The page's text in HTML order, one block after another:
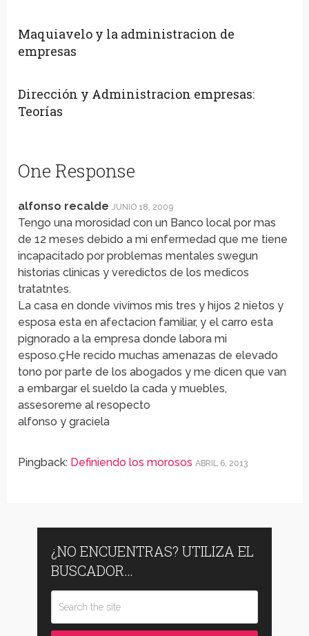
Maquiavelo y la administracion de
empresas
Dirección y Administracion empresas:
Teorías
One Response
alfonso recalde JUNIO 18, 2009
Tengo una morosidad con un Banco local por mas
de 12 meses debido a mi enfermedad que me tiene
incapacitado por problemas mentales swegun
historias clinicas y veredictos de los medicos
tratatntes.
La casa en donde vivimos mis tres y hijos 2 nietos y
esposa esta en afectacion familiar, y el carro esta
pignorado a la empresa donde labora mi
esposo.çHe recido muchas amenazas de elevado
tono por parte de los abogados y me dicen que van
a embargar el sueldo la cada y muebles,
assesoreme al resopecto
alfonso y graciela
Pingback: Definiendo los morosos ABRIL 6, 2013
¿NO ENCUENTRAS? UTILIZA EL
BUSCADOR…